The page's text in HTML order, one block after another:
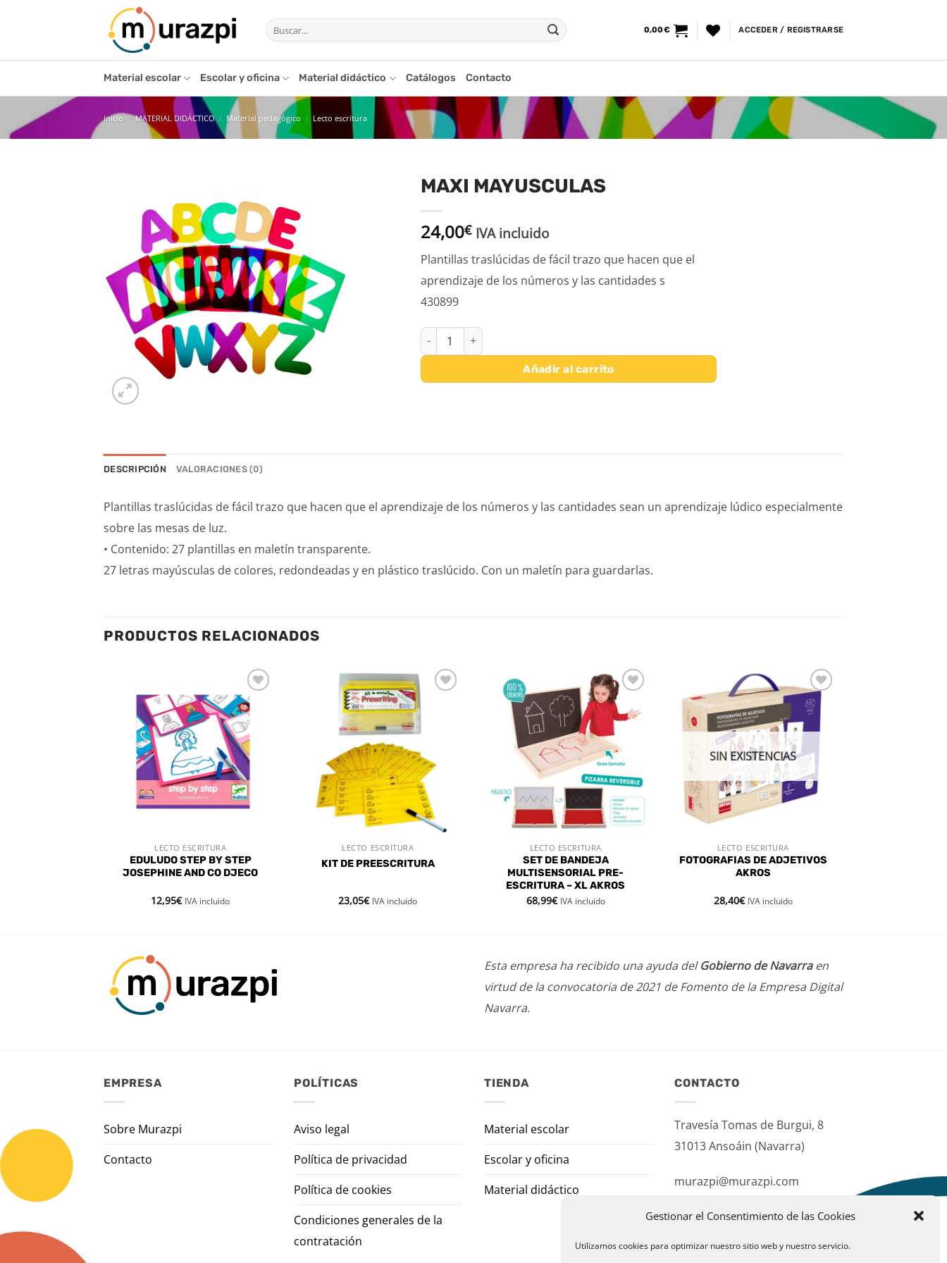
Gestionar el Consentimiento de las Cookies
Utilizamos cookies para optimizar nuestro sitio web y nuestro servicio.
Buscar
por:
0,00€ ACCEDER / REGISTRARSE
Material escolar Escolar y oficina Material didáctico Catálogos Contacto
Inicio / MATERIAL DIDÁCTICO / Material pedagógico / Lecto escritura
deseos
MAXI MAYUSCULAS
24,00€ IVA incluido
Plantillas traslúcidas de fácil trazo que hacen que el
aprendizaje de los números y las cantidades s
430899
MAXI MAYUSCULAS cantidad
Añadir al carrito
DESCRIPCIÓN VALORACIONES (0)
Plantillas traslúcidas de fácil trazo que hacen que el aprendizaje de los números y las cantidades sean un aprendizaje lúdico especialmente
sobre las mesas de luz.
• Contenido: 27 plantillas en maletín transparente.
27 letras mayúsculas de colores, redondeadas y en plástico traslúcido. Con un maletín para guardarlas.
PRODUCTOS RELACIONADOS
Añadir
a la
lista de
deseos
VISTA RÁPIDA
LECTO ESCRITURA
EDULUDO STEP BY STEP
JOSEPHINE AND CO DJECO
12,95€ IVA incluido
VISTA RÁPIDA
LECTO ESCRITURA
KIT DE PREESCRITURA
23,05€ IVA incluido
Añadir
a la
lista de
deseos
VISTA RÁPIDA
LECTO ESCRITURA
SET DE BANDEJA
MULTISENSORIAL PRE-
ESCRITURA – XL AKROS
68,99€ IVA incluido
Añadir
a la
lista de
deseos
VISTA RÁPIDA
SIN EXISTENCIAS
LECTO ESCRITURA
FOTOGRAFIAS DE ADJETIVOS
AKROS
28,40€ IVA incluido
Esta empresa ha recibido una ayuda delGobierno de Navarraen
virtud de la convocatoria de 2021 de Fomento de la Empresa Digital
Navarra.
EMPRESA
Sobre Murazpi
Contacto
POLÍTICAS
Aviso legal
Política de privacidad
Política de cookies
Condiciones generales de la
contratación
TIENDA
Material escolar
Escolar y oficina
Material didáctico
CONTACTO
Travesía Tomas de Burgui, 8
31013 Ansoáin (Navarra)
murazpi@murazpi.com